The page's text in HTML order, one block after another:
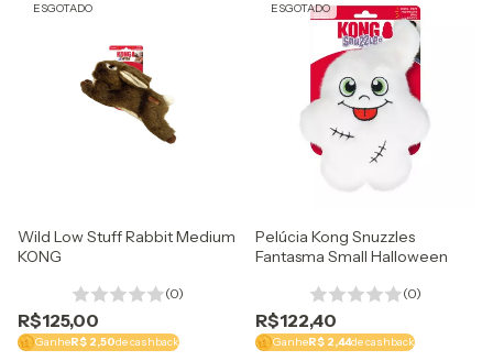
ESGOTADO
Wild Low Stuff Rabbit Medium
KONG
(0)
R$125,00
GanheR$ 2,50de cashback
ESGOTADO
Pelúcia Kong Snuzzles
Fantasma Small Halloween
(0)
R$122,40
GanheR$ 2,44de cashback